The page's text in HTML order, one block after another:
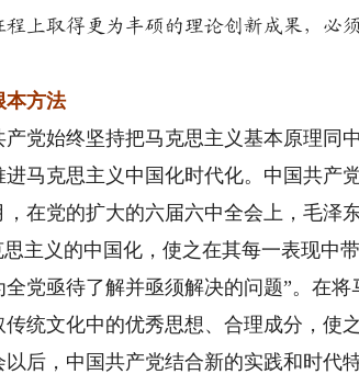
上取得更为丰硕的理论创新成果，必
本方法
始终坚持把马克思主义基本原理同
马克思主义中国化时代化。中国共产
，在党的扩大的六届六中全会上，毛泽
思主义的中国化，使之在其每一表现中
党亟待了解并亟须解决的问题”。在
统文化中的优秀思想、合理成分，使
后，中国共产党结合新的实践和时代